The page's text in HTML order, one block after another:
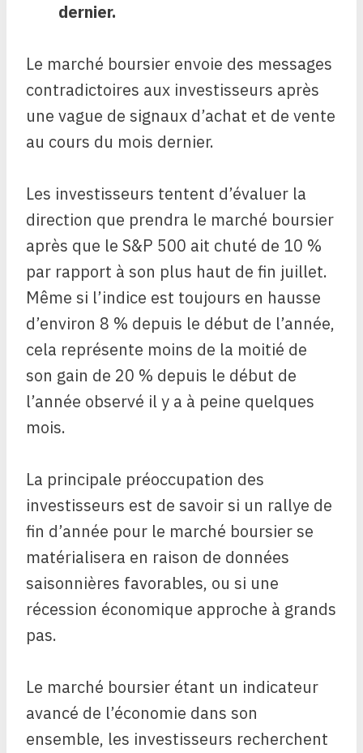
dernier.
Le marché boursier envoie des messages
contradictoires aux investisseurs après
une vague de signaux d’achat et de vente
au cours du mois dernier.
Les investisseurs tentent d’évaluer la
direction que prendra le marché boursier
après que le S&P 500 ait chuté de 10 %
par rapport à son plus haut de fin juillet.
Même si l’indice est toujours en hausse
d’environ 8 % depuis le début de l’année,
cela représente moins de la moitié de
son gain de 20 % depuis le début de
l’année observé il y a à peine quelques
mois.
La principale préoccupation des
investisseurs est de savoir si un rallye de
fin d’année pour le marché boursier se
matérialisera en raison de données
saisonnières favorables, ou si une
récession économique approche à grands
pas.
Le marché boursier étant un indicateur
avancé de l’économie dans son
ensemble, les investisseurs recherchent